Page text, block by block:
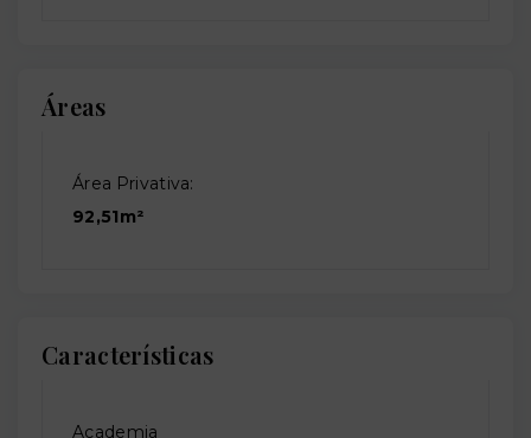
Áreas
Área Privativa:
92,51m²
Características
Academia